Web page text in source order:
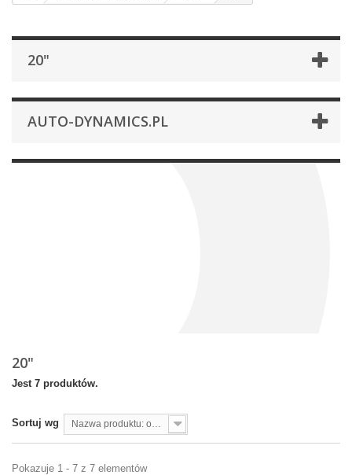
20"
AUTO-DYNAMICS.PL
20"
Jest 7 produktów.
Sortuj wg Nazwa produktu: od A do Z
Pokazuje 1 - 7 z 7 elementów